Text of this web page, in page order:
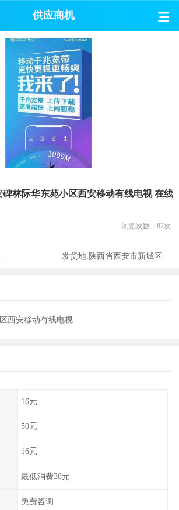
供应商机
林际华东苑小区西安移动有线电视 在线
浏览次数： 82次
发货地:陕西省西安市新城区
西安移动有线电视
16元
50元
16元
最低消费38元
免费咨询